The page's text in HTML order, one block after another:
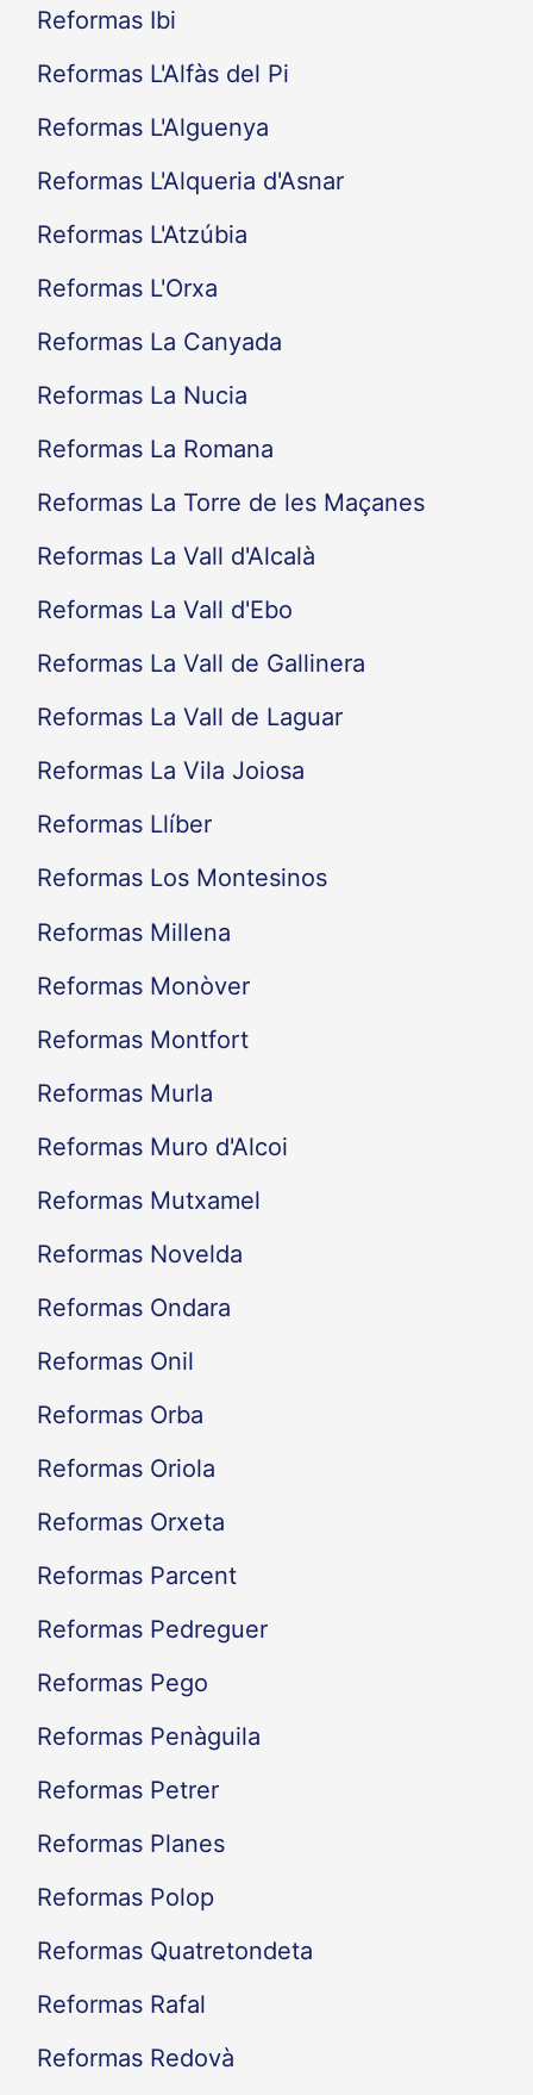
Reformas Ibi
Reformas L'Alfàs del Pi
Reformas L'Alguenya
Reformas L'Alqueria d'Asnar
Reformas L'Atzúbia
Reformas L'Orxa
Reformas La Canyada
Reformas La Nucia
Reformas La Romana
Reformas La Torre de les Maçanes
Reformas La Vall d'Alcalà
Reformas La Vall d'Ebo
Reformas La Vall de Gallinera
Reformas La Vall de Laguar
Reformas La Vila Joiosa
Reformas Llíber
Reformas Los Montesinos
Reformas Millena
Reformas Monòver
Reformas Montfort
Reformas Murla
Reformas Muro d'Alcoi
Reformas Mutxamel
Reformas Novelda
Reformas Ondara
Reformas Onil
Reformas Orba
Reformas Oriola
Reformas Orxeta
Reformas Parcent
Reformas Pedreguer
Reformas Pego
Reformas Penàguila
Reformas Petrer
Reformas Planes
Reformas Polop
Reformas Quatretondeta
Reformas Rafal
Reformas Redovà